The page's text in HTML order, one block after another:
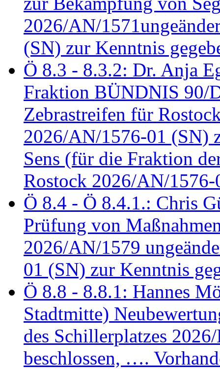
2026/AN/
(SN) zur Kenntnis
Ö 8.3 - 8.3.2: Dr. Anja
Fraktion BÜNDNIS 90/
Zebrastreifen für
2026/AN/1576-01 (SN)
Sens (für die Fraktion
Rostock 2026/AN/1576-
Ö 8.4 - Ö 8.4.1.: Chris
Prüfung von
2026/AN/1579
01 (SN) zur Kenntnis
Ö 8.8 - 8.8.1: Hannes
Stadtmitte)
des Schillerplatzes
beschlossen, ….